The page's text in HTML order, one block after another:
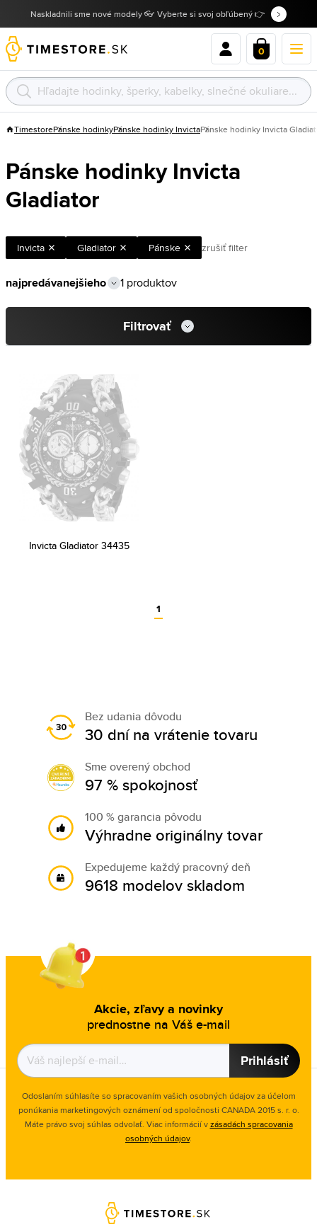
Naskladnili sme nové modely 👓 Vyberte si svoj obľúbený 👉
0
TimestorePánske hodinkyPánske hodinky InvictaPánske hodinky Invicta
Pánske hodinky Invicta
Gladiator
Invicta Gladiator Pánske zrušiť filter
1 produktov
Filtrovať
Invicta Gladiator 34435
1
Bez udania dôvodu
30 dní na vrátenie tovaru
Sme overený obchod
97 % spokojnosť
100 % garancia pôvodu
Výhradne originálny tovar
Expedujeme každý pracovný deň
9618 modelov skladom
Akcie, zľavy a novinky
prednostne na Váš e-mail
Prihlásiť
Odoslaním súhlasíte so spracovaním vašich osobných údajov za účelom
ponúkania marketingových oznámení od spoločnosti CANADA 2015 s. r. o.
Máte právo svoj súhlas odvolať. Viac informácií vzásadách spracovania
osobných údajov.